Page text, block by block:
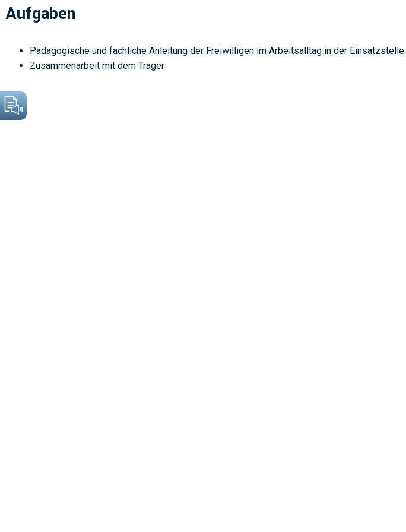
Aufgaben
Pädagogische und fachliche Anleitung der Freiwilligen im Arbeitsalltag in der Einsatzstelle.
Zusammenarbeit mit dem Träger